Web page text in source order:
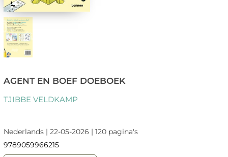
AGENT EN BOEF DOEBOEK
TJIBBE VELDKAMP
Nederlands | 22-05-2026 | 120 pagina's
9789059966215